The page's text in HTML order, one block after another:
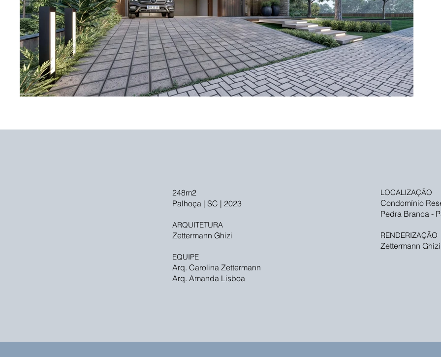
248m2
Palhoça | SC | 2023
ARQUITETURA
Zettermann Ghizi
EQUIPE
Arq. Carolina Zettermann
Arq. Amanda Lisboa
LOCALIZAÇÃO
Condomínio
Pedra Branca -
RENDERIZAÇÃO
Zettermann Ghizi